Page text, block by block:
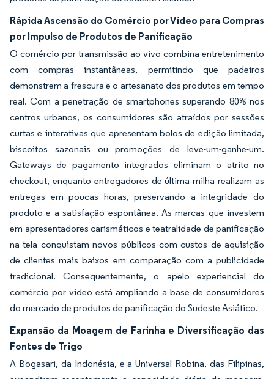
Rápida Ascensão do Comércio por Vídeo para Compras
por Impulso de Produtos de Panificação
O comércio por transmissão ao vivo combina entretenimento
com compras instantâneas, permitindo que padeiros
demonstrem a frescura e o artesanato dos produtos em tempo
real. Com a penetração de smartphones superando 80% nos
centros urbanos, os consumidores são atraídos por sessões
curtas e interativas que apresentam bolos de edição limitada,
biscoitos sazonais ou promoções de leve-um-ganhe-um.
Gateways de pagamento integrados eliminam o atrito no
checkout, enquanto entregadores de última milha realizam as
entregas em poucas horas, preservando a integridade do
produto e a satisfação espontânea. As marcas que investem
em apresentadores carismáticos e teatralidade de panificação
na tela conquistam novos públicos com custos de aquisição
de clientes mais baixos em comparação com a publicidade
tradicional. Consequentemente, o apelo experiencial do
comércio por vídeo está ampliando a base de consumidores
do mercado de produtos de panificação do Sudeste Asiático.
Expansão da Moagem de Farinha e Diversificação das
Fontes de Trigo
A Bogasari, da Indonésia, e a Universal Robina, das Filipinas,